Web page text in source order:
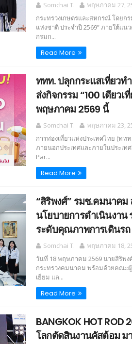
Somchai T.
พฤษภาคม 27,
กระทรวงเกษตรและสหกรณ์ โดยก
แห่งชาติ ประจำปี 2569” ภายใต้แ
กรมก...
Read More
ททท. ปลุกกระแสเที่ยว
ส่งกิจกรรม “100 เดียว
พฤษภาคม 2569 นี้
Somchai T.
พฤษภาคม 23,
การท่องเที่ยวแห่งประเทศไทย (ทท
ภายนอกประเทศและภายในประเท
Par...
Read More
“สิริพงศ์” รมช.คมนาคม
นโยบายการดำเนินงาน
ระดับคุณภาพการเดินร
Somchai T.
พฤษภาคม 18,
วันที่ 18 พฤษภาคม 2569 นายสิริพ
กระทรวงคมนาคม พร้อมด้วยคณะ
เยี่ยม แล...
Read More
BANGKOK HOT
โลกตัดสินงานคัสต้อม ม